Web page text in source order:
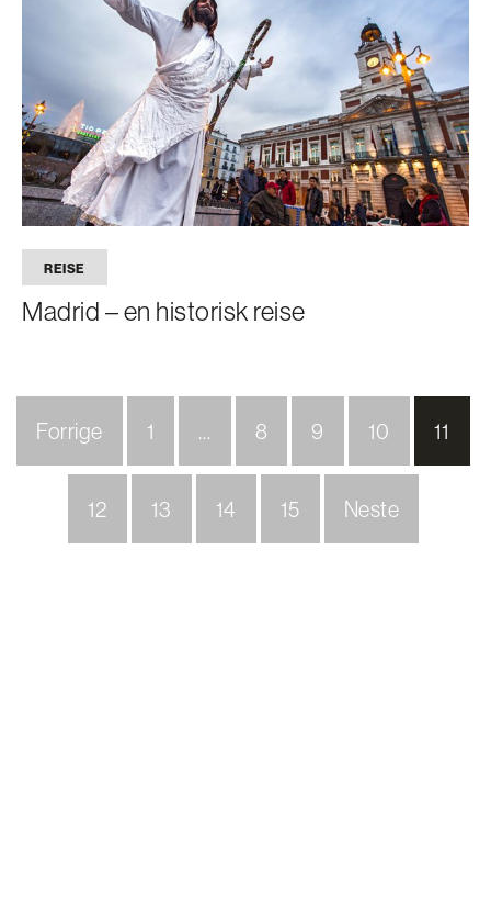
REISE
Madrid – en historisk reise
Forrige 1 … 8 9 10 11
12 13 14 15 Neste